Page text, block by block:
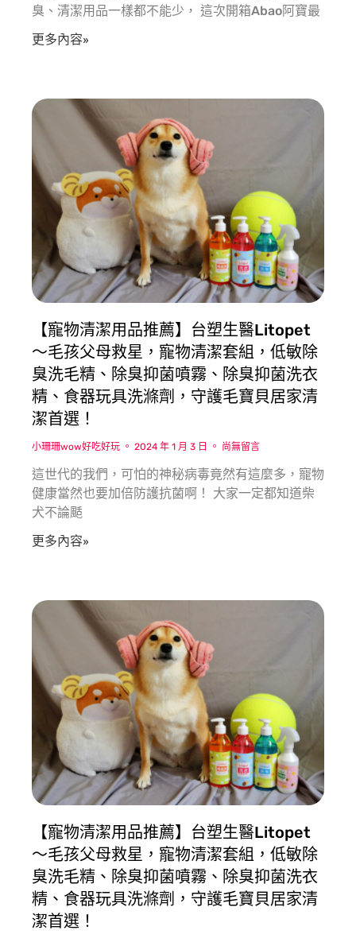
臭、清潔用品一樣都不能少， 這次開箱Abao阿寶最
更多內容»
【寵物清潔用品推薦】台塑生醫Litopet
〜毛孩父母救星，寵物清潔套組，低敏除
臭洗毛精、除臭抑菌噴霧、除臭抑菌洗衣
精、食器玩具洗滌劑，守護毛寶貝居家清
潔首選！
小珊珊wow好吃好玩 2024 年 1 月 3 日 尚無留言
這世代的我們，可怕的神秘病毒竟然有這麼多，寵物
健康當然也要加倍防護抗菌啊！ 大家一定都知道柴
犬不論颳
更多內容»
【寵物清潔用品推薦】台塑生醫Litopet
〜毛孩父母救星，寵物清潔套組，低敏除
臭洗毛精、除臭抑菌噴霧、除臭抑菌洗衣
精、食器玩具洗滌劑，守護毛寶貝居家清
潔首選！